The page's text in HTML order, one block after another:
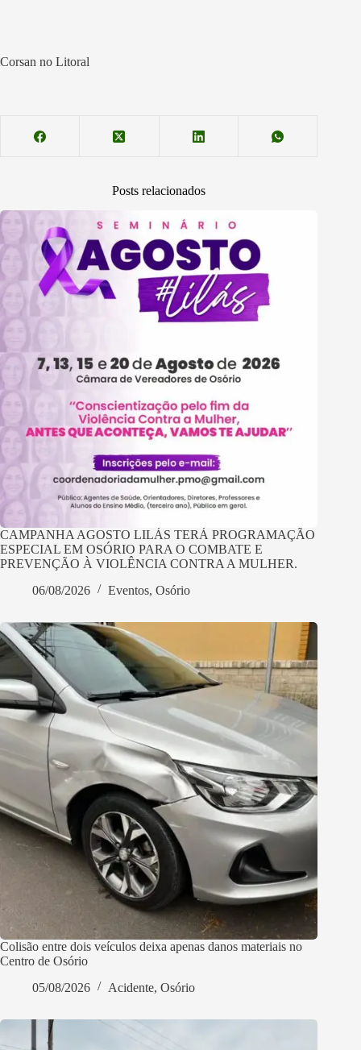
Corsan no Litoral
Posts relacionados
CAMPANHA AGOSTO LILÁS TERÁ PROGRAMAÇÃO
ESPECIAL EM OSÓRIO PARA O COMBATE E
PREVENÇÃO À VIOLÊNCIA CONTRA A MULHER.
06/08/2026
Eventos, Osório
Colisão entre dois veículos deixa apenas danos materiais no
Centro de Osório
05/08/2026
Acidente, Osório